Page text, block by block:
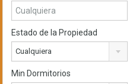
Estado de la Propiedad
Cualquiera
Min Dormitorios